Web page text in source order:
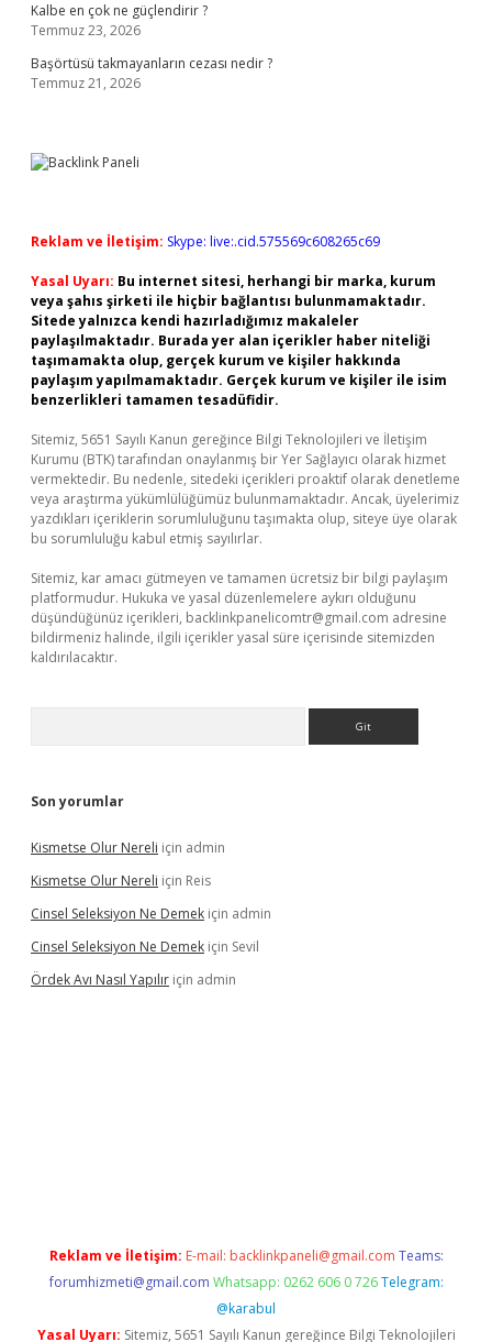
Kalbe en çok ne güçlendirir ?
Temmuz 23, 2026
Başörtüsü takmayanların cezası nedir ?
Temmuz 21, 2026
Reklam ve İletişim: Skype: live:.cid.575569c608265c69
Yasal Uyarı: Bu internet sitesi, herhangi bir marka, kurum
veya şahıs şirketi ile hiçbir bağlantısı bulunmamaktadır.
Sitede yalnızca kendi hazırladığımız makaleler
paylaşılmaktadır. Burada yer alan içerikler haber niteliği
taşımamakta olup, gerçek kurum ve kişiler hakkında
paylaşım yapılmamaktadır. Gerçek kurum ve kişiler ile isim
benzerlikleri tamamen tesadüfidir.
Sitemiz, 5651 Sayılı Kanun gereğince Bilgi Teknolojileri ve İletişim
Kurumu (BTK) tarafından onaylanmış bir Yer Sağlayıcı olarak hizmet
vermektedir. Bu nedenle, sitedeki içerikleri proaktif olarak denetleme
veya araştırma yükümlülüğümüz bulunmamaktadır. Ancak, üyelerimiz
yazdıkları içeriklerin sorumluluğunu taşımakta olup, siteye üye olarak
bu sorumluluğu kabul etmiş sayılırlar.
Sitemiz, kar amacı gütmeyen ve tamamen ücretsiz bir bilgi paylaşım
platformudur. Hukuka ve yasal düzenlemelere aykırı olduğunu
düşündüğünüz içerikleri, backlinkpanelicomtr@gmail.com adresine
bildirmeniz halinde, ilgili içerikler yasal süre içerisinde sitemizden
kaldırılacaktır.
Son yorumlar
Kismetse Olur Nereli için admin
Kismetse Olur Nereli için Reis
Cinsel Seleksiyon Ne Demek için admin
Cinsel Seleksiyon Ne Demek için Sevil
Ördek Avı Nasıl Yapılır için admin
Reklam ve İletişim: E-mail: backlinkpaneli@gmail.com Teams:
forumhizmeti@gmail.com Whatsapp: 0262 606 0 726 Telegram:
@karabul
Yasal Uyarı: Sitemiz, 5651 Sayılı Kanun gereğince Bilgi Teknolojileri